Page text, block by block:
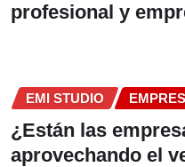
profesional y
EMI STUDIO
¿Están las
aprovechando el